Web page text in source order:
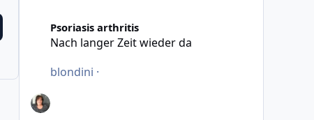
Psoriasis arthritis
Nach langer Zeit wieder da
blondini ·